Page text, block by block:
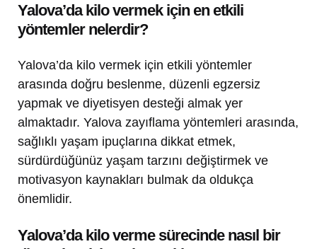
Yalova’da kilo vermek için en etkili
yöntemler nelerdir?
Yalova’da kilo vermek için etkili yöntemler
arasında doğru beslenme, düzenli egzersiz
yapmak ve diyetisyen desteği almak yer
almaktadır. Yalova zayıflama yöntemleri arasında,
sağlıklı yaşam ipuçlarına dikkat etmek,
sürdürdüğünüz yaşam tarzını değiştirmek ve
motivasyon kaynakları bulmak da oldukça
önemlidir.
Yalova’da kilo verme sürecinde nasıl bir